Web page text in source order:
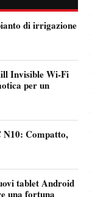
di irrigazione
Invisible Wi-Fi
per un
N10: Compatto,
tablet Android
una fortuna